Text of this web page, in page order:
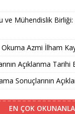
Mühendislik Birliği:
Okuma Azmi İlham
Açıklanma Tarihi
Sonuçlarının
EN ÇOK